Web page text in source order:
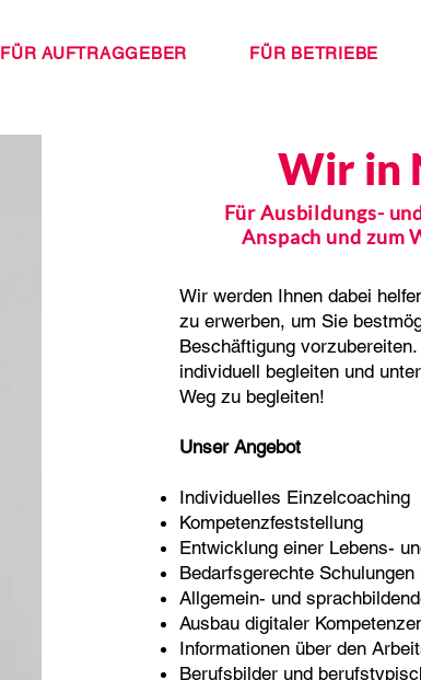
FÜR AUFTRAGGEBER FÜR BETRIEBE
Wir in
Für Ausbildungs-
Anspach und zum
Wir werden Ihnen dabei
zu erwerben, um Sie
Beschäftigung
individuell begleiten und
Weg zu begleiten!
Unser Angebot
Individuelles Einzelcoaching
Kompetenzfeststellung
Entwicklung einer Lebens-
Bedarfsgerechte Schulungen
Allgemein- und
Ausbau digitaler
Informationen über den
Berufsbilder und